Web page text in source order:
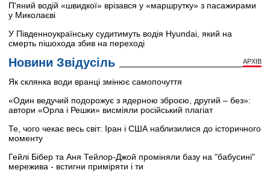
П'яний водій «швидкої» врізався у «маршрутку» з пасажирами
у Миколаєві
У Південноукраїнську судитимуть водія Hyundai, який на
смерть пішохода збив на переході
Новини Звідусіль АРХІВ
Як склянка води вранці змінює самопочуття
«Один ведучий подорожує з ядерною зброєю, другий – без»:
автори «Орла і Решки» висміяли російський плагіат
Те, чого чекає весь світ: Іран і США наблизилися до історичного
моменту
Гейлі Бібер та Аня Тейлор-Джой проміняли базу на "бабусині"
мережива - встигни приміряти і ти